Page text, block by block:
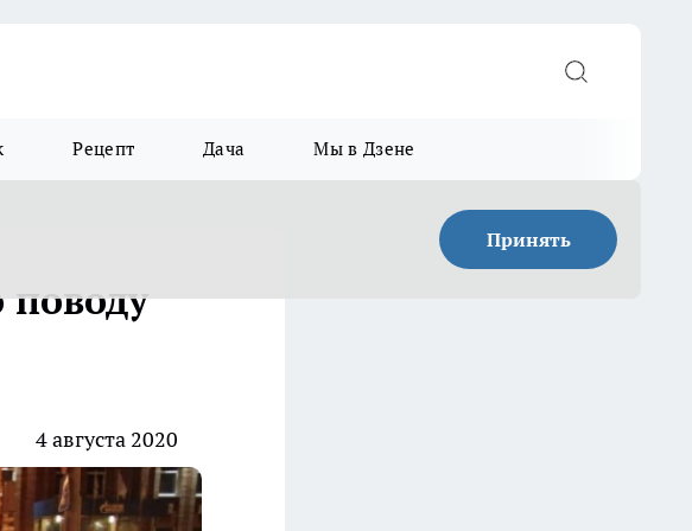
Рецепт Дача Мы в Дзене
Принять
4 августа 2020